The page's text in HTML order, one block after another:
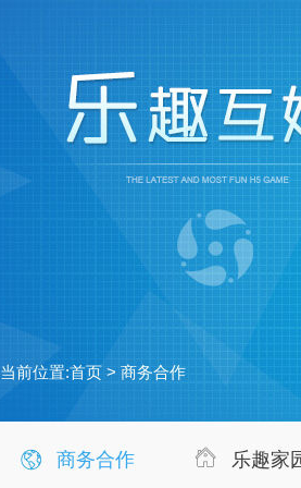
当前位置:首页 > 商务合作
商务合作 乐趣家